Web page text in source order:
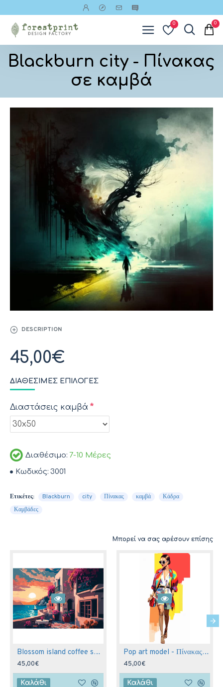
0 0
Blackburn city - Πίνακας
σε καμβά
DESCRIPTION
Διαθέσιμο: 7-10 Μέρες
Κωδικός: 3001
45,00€
ΔΙΑΘΈΣΙΜΕΣ ΕΠΙΛΟΓΈΣ
Διαστάσεις καμβά
Ετικέτες: Blackburn city Πίνακας καμβά
Κάδρα
Καμβάδες
Μπορεί να σας αρέσουν επίσης
Blossom island coffee shop 2 - Πίνακας σε καμβά
45,00€
Καλάθι
Pop art model - Πίνακας σε καμβά
45,00€
Καλάθι